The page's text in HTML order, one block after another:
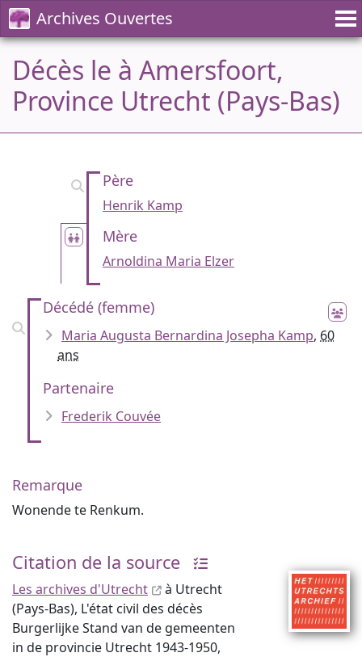
Archives Ouvertes
Décès le à Amersfoort,
Province Utrecht (Pays-Bas)
Père
Henrik Kamp
Mère
Arnoldina Maria Elzer
Décédé (femme)
Maria Augusta Bernardina Josepha Kamp, 60
ans
Partenaire
Frederik Couvée
Remarque
Wonende te Renkum.
Citation de la source
Les archives d'Utrecht
à Utrecht
(Pays-Bas), L'état civil des décès
Burgerlijke Stand van de gemeenten
in de provincie Utrecht 1943-1950,